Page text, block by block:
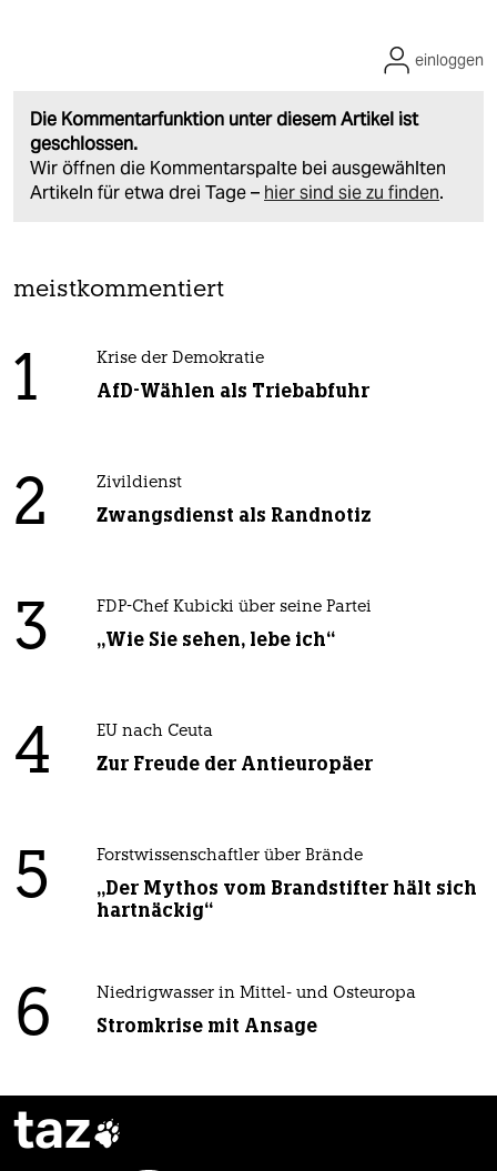
Die Kommentarfunktion unter diesem Artikel ist
geschlossen.
Wir öffnen die Kommentarspalte bei ausgewählten
Artikeln für etwa drei Tage – hier sind sie zu finden.
einloggen
meistkommentiert
1 Krise der Demokratie
AfD-Wählen als Triebabfuhr
2 Zivildienst
Zwangsdienst als Randnotiz
3 FDP-Chef Kubicki über seine Partei
„Wie Sie sehen, lebe ich“
4 EU nach Ceuta
Zur Freude der Antieuropäer
5 Forstwissenschaftler über Brände
„Der Mythos vom Brandstifter hält sich
hartnäckig“
6 Niedrigwasser in Mittel- und Osteuropa
Stromkrise mit Ansage
taz